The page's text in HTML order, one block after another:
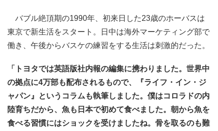
バブル絶頂期の1990年、初来日した23歳のホーバスは
東京で新生活をスタート。日中は海外マーケティング部で
働き、午後からバスケの練習をする生活は刺激的だった。
「トヨタでは英語版社内報の編集に携わりました。世界中
の拠点に4万部も配布されるもので、『ライフ・イン・ジ
ャパン』というコラムも執筆しました。僕はコロラドの内
陸育ちだから、魚も日本で初めて食べました。朝から魚を
食べる習慣にはショックを受けましたね。骨を取るのも難